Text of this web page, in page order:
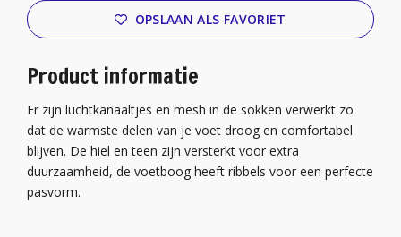
OPSLAAN ALS FAVORIET
Product informatie
Er zijn luchtkanaaltjes en mesh in de sokken verwerkt zo
dat de warmste delen van je voet droog en comfortabel
blijven. De hiel en teen zijn versterkt voor extra
duurzaamheid, de voetboog heeft ribbels voor een perfecte
pasvorm.